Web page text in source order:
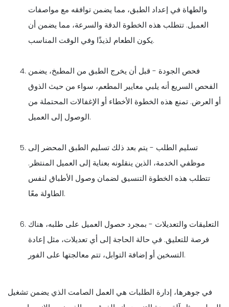
والطهاة في إعداد الطبق، مما يضمن توافقه مع مواصفات
العميل. تتطلب هذه الخطوة الدقة والسرعة، مما يضمن أن
يكون الطعام لذيذًا وفي الوقت المناسب.
فحص الجودة - قبل أن يخرج الطبق من المطبخ، يضمن
الفحص السريع أنه يلبي معايير المطعم، سواء من حيث الذوق
أو العرض. تمنع هذه الخطوة الأخطاء أو الإغفالات المحتملة من
الوصول إلى العميل.
تسليم الطلب - يتم بعد ذلك تسليم الطبق المحضر إلى
موظفي الخدمة، الذين ينقلونه بعناية إلى العميل المنتظر.
تتطلب هذه الخطوة التنسيق لضمان وصول الأطباق لنفس
الطاولة معًا.
التعليقات والتعديلات - بمجرد حصول العميل على طلبه، هناك
فرصة للتعليق. في حالة الحاجة إلى أي تعديلات، مثل إعادة
التسخين أو إضافة التوابل، تتم معالجتها على الفور.
في جوهرها، إدارة الطلبات هي العمل الصامت الذي يضمن تشغيل